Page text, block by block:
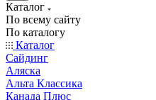
Каталог
По всему сайту
По каталогу
Каталог
Сайдинг
Аляска
Альта Классика
Канада Плюс